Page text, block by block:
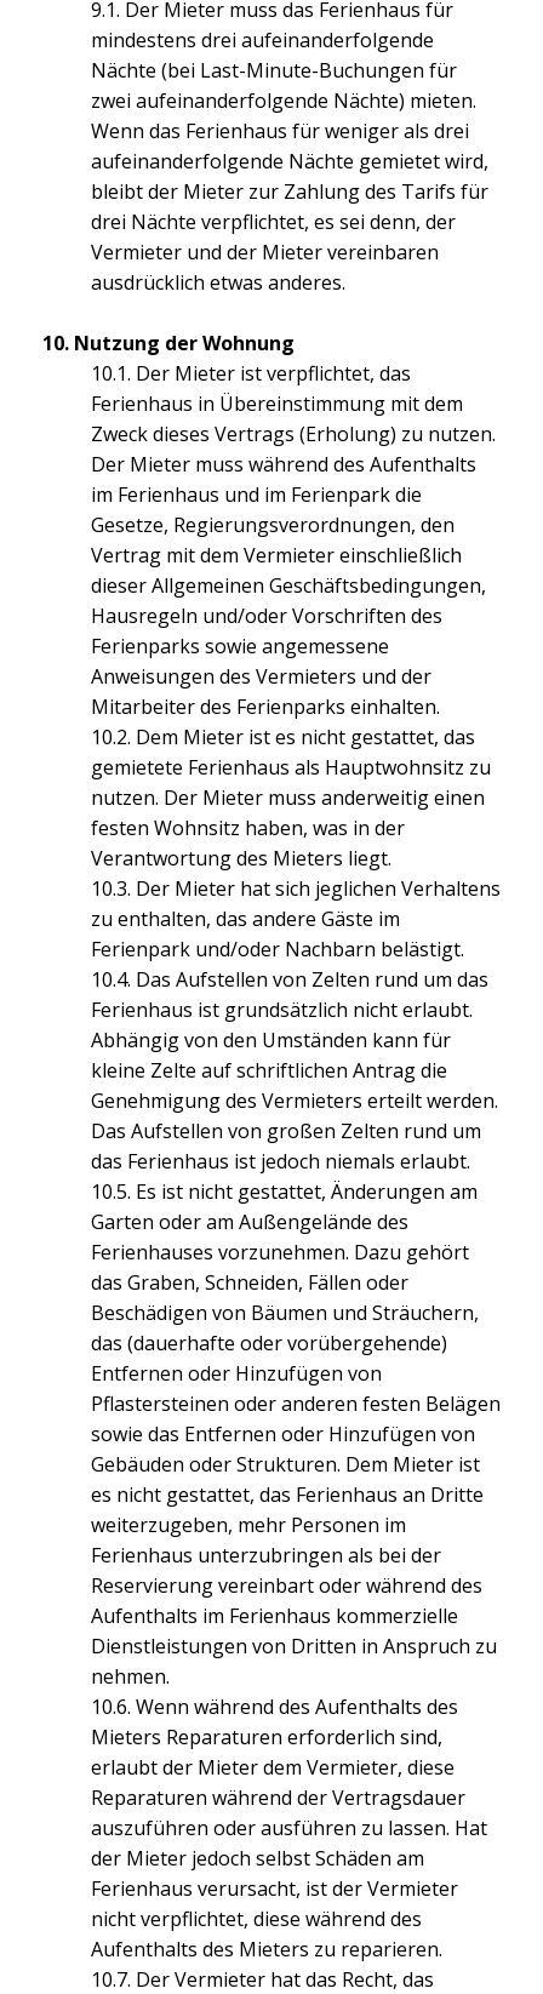
9.1. Der Mieter muss das Ferienhaus für
mindestens drei aufeinanderfolgende
Nächte (bei Last-Minute-Buchungen für
zwei aufeinanderfolgende Nächte) mieten.
Wenn das Ferienhaus für weniger als drei
aufeinanderfolgende Nächte gemietet wird,
bleibt der Mieter zur Zahlung des Tarifs für
drei Nächte verpflichtet, es sei denn, der
Vermieter und der Mieter vereinbaren
ausdrücklich etwas anderes.
10. Nutzung der Wohnung
10.1. Der Mieter ist verpflichtet, das
Ferienhaus in Übereinstimmung mit dem
Zweck dieses Vertrags (Erholung) zu nutzen.
Der Mieter muss während des Aufenthalts
im Ferienhaus und im Ferienpark die
Gesetze, Regierungsverordnungen, den
Vertrag mit dem Vermieter einschließlich
dieser Allgemeinen Geschäftsbedingungen,
Hausregeln und/oder Vorschriften des
Ferienparks sowie angemessene
Anweisungen des Vermieters und der
Mitarbeiter des Ferienparks einhalten.
10.2. Dem Mieter ist es nicht gestattet, das
gemietete Ferienhaus als Hauptwohnsitz zu
nutzen. Der Mieter muss anderweitig einen
festen Wohnsitz haben, was in der
Verantwortung des Mieters liegt.
10.3. Der Mieter hat sich jeglichen Verhaltens
zu enthalten, das andere Gäste im
Ferienpark und/oder Nachbarn belästigt.
10.4. Das Aufstellen von Zelten rund um das
Ferienhaus ist grundsätzlich nicht erlaubt.
Abhängig von den Umständen kann für
kleine Zelte auf schriftlichen Antrag die
Genehmigung des Vermieters erteilt werden.
Das Aufstellen von großen Zelten rund um
das Ferienhaus ist jedoch niemals erlaubt.
10.5. Es ist nicht gestattet, Änderungen am
Garten oder am Außengelände des
Ferienhauses vorzunehmen. Dazu gehört
das Graben, Schneiden, Fällen oder
Beschädigen von Bäumen und Sträuchern,
das (dauerhafte oder vorübergehende)
Entfernen oder Hinzufügen von
Pflastersteinen oder anderen festen Belägen
sowie das Entfernen oder Hinzufügen von
Gebäuden oder Strukturen. Dem Mieter ist
es nicht gestattet, das Ferienhaus an Dritte
weiterzugeben, mehr Personen im
Ferienhaus unterzubringen als bei der
Reservierung vereinbart oder während des
Aufenthalts im Ferienhaus kommerzielle
Dienstleistungen von Dritten in Anspruch zu
nehmen.
10.6. Wenn während des Aufenthalts des
Mieters Reparaturen erforderlich sind,
erlaubt der Mieter dem Vermieter, diese
Reparaturen während der Vertragsdauer
auszuführen oder ausführen zu lassen. Hat
der Mieter jedoch selbst Schäden am
Ferienhaus verursacht, ist der Vermieter
nicht verpflichtet, diese während des
Aufenthalts des Mieters zu reparieren.
10.7. Der Vermieter hat das Recht, das